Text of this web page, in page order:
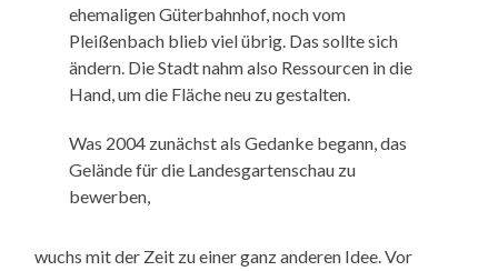
ehemaligen Güterbahnhof, noch vom
Pleißenbach blieb viel übrig. Das sollte sich
ändern. Die Stadt nahm also Ressourcen in die
Hand, um die Fläche neu zu gestalten.
Was 2004 zunächst als Gedanke begann, das
Gelände für die Landesgartenschau zu
bewerben,
wuchs mit der Zeit zu einer ganz anderen Idee. Vor